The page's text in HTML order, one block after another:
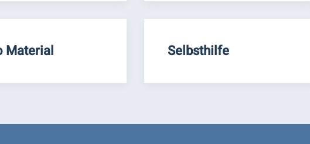
Material Selbsthilfe